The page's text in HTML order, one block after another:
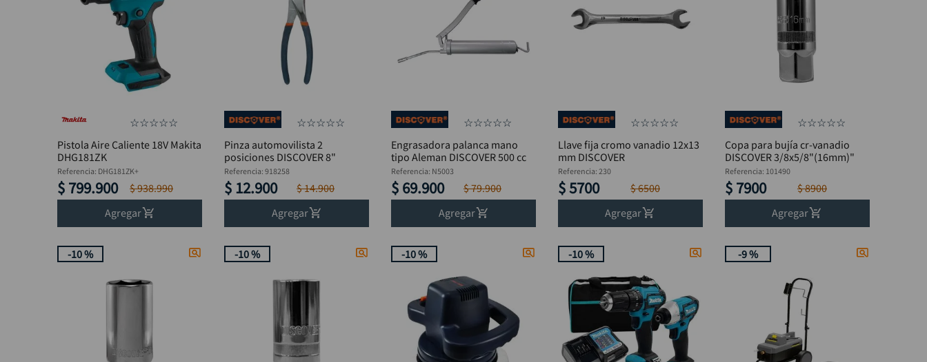
☆☆☆☆☆
Pistola Aire Caliente 18V Makita
DHG181ZK
Referencia: DHG181ZK+
$ 799.900 $938.990
Agregar
☆☆☆☆☆
Pinza automovilista 2
posiciones DISCOVER 8"
Referencia:918258
$ 12.900 $14.900
Agregar
☆☆☆☆☆
Engrasadora palanca mano
tipo Aleman DISCOVER 500 cc
Referencia: N5003
$ 69.900 $79.900
Agregar
☆☆☆☆☆
Llave fija cromo vanadio 12x13
mm DISCOVER
Referencia: 230
$5700 $6500
Agregar
☆☆☆☆☆
Copa para bujía cr-vanadio
DISCOVER 3/8x5/8"(16mm)"
Referencia: 101490
$ 7900 $8900
Agregar
-10 % -10 % -10 % -10 % -9 %